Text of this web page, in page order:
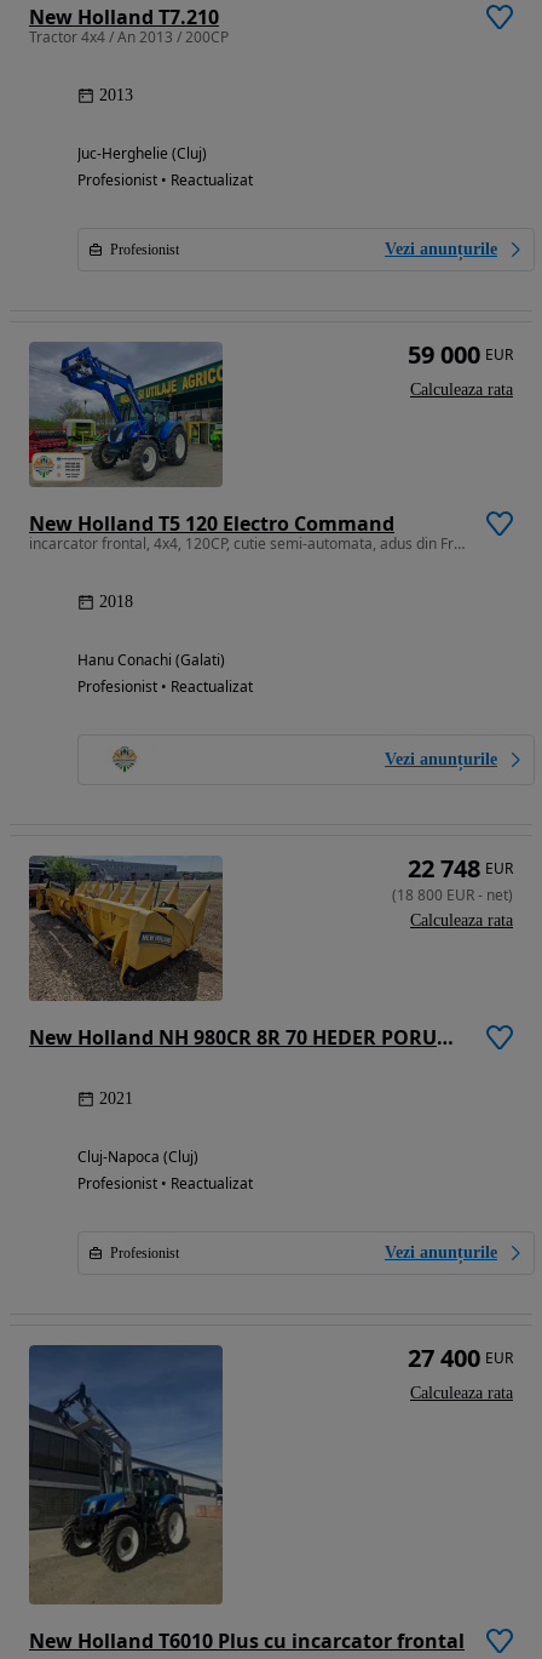
New Holland T7.210
Tractor 4x4 / An 2013 / 200CP
2013
Juc-Herghelie (Cluj)
Profesionist • Reactualizat
Profesionist Vezi anunțurile
New Holland T5 120 Electro Command
incarcator frontal, 4x4, 120CP, cutie semi-automata, adus din Franta
2018
Hanu Conachi (Galati)
Profesionist • Reactualizat
Vezi anunțurile
59 000 EUR
Calculeaza rata
New Holland NH 980CR 8R 70 HEDER PORUMB
2021
Cluj-Napoca (Cluj)
Profesionist • Reactualizat
Profesionist Vezi anunțurile
22 748 EUR
(18 800 EUR- net)
Calculeaza rata
New Holland T6010 Plus cu incarcator frontal
27 400 EUR
Calculeaza rata